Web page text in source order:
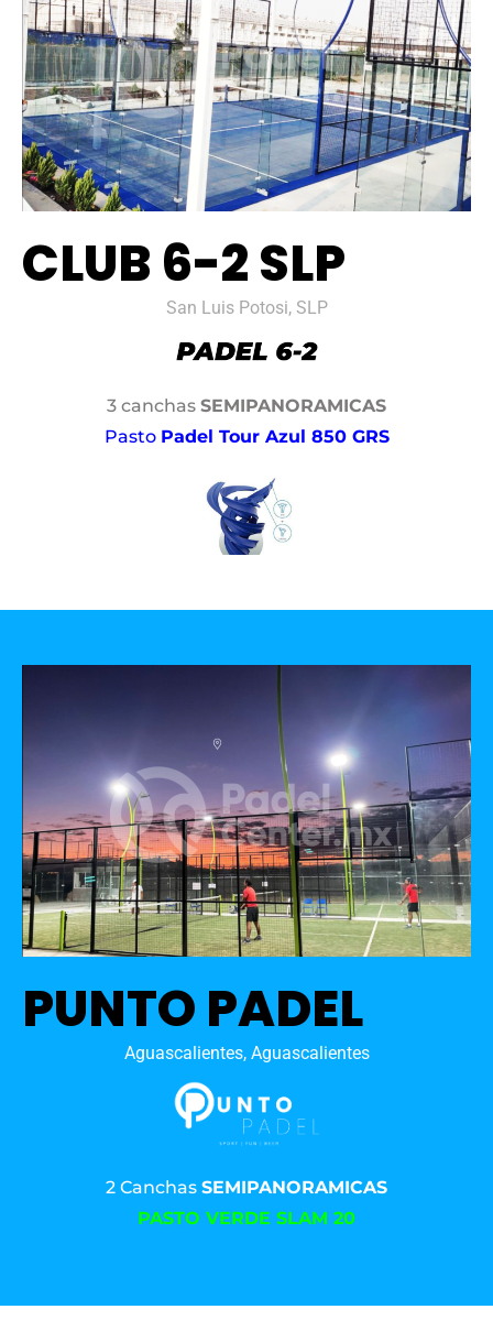
CLUB 6-2 SLP
San Luis Potosi, SLP
3 canchas SEMIPANORAMICAS
Pasto Padel Tour Azul 850 GRS
PUNTO PADEL
Aguascalientes, Aguascalientes
2 Canchas SEMIPANORAMICAS
PASTO VERDE SLAM 20